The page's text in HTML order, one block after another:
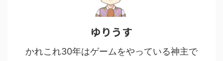
ゆりうす
かれこれ30年はゲームをやっている神主で